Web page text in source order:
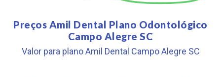
Preços Amil Dental Plano Odontológico
Campo Alegre SC
Valor para plano Amil Dental Campo Alegre SC